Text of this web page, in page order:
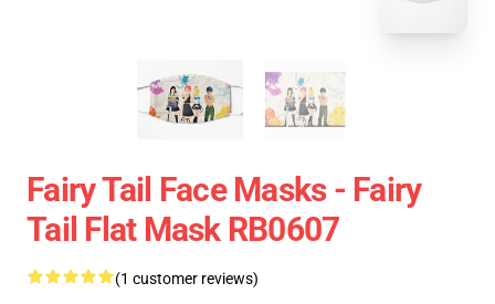
Fairy Tail Face Masks - Fairy
Tail Flat Mask RB0607
(1 customer reviews)